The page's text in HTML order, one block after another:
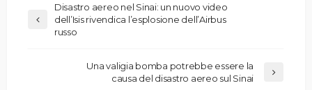
Disastro aereo nel Sinai: un nuovo video
dell’Isis rivendica l’esplosione dell’Airbus
russo
Una valigia bomba potrebbe essere la
causa del disastro aereo sul Sinai